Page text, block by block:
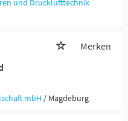
und Drucklufttechnik
Merken
mbH / Magdeburg